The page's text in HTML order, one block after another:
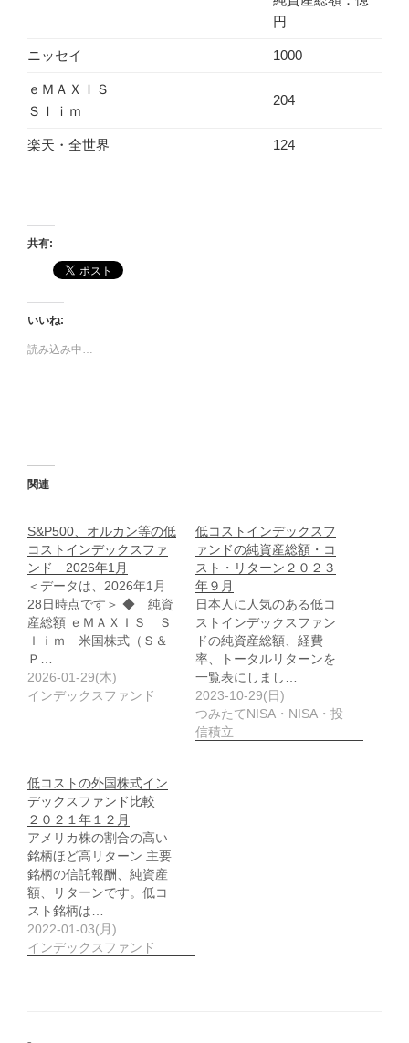
円
ニッセイ 1000
ｅＭＡＸＩＳ
Ｓｌｉｍ
204
楽天・全世界 124
共有:
いいね:
読み込み中…
関連
S&P500、オルカン等の低
コストインデックスファ
ンド 2026年1月
＜データは、2026年1月
28日時点です＞ ◆ 純資
産総額 ｅＭＡＸＩＳ Ｓ
ｌｉｍ 米国株式（Ｓ＆
Ｐ…
2026-01-29(木)
インデックスファンド
低コストインデックスフ
ァンドの純資産総額・コ
スト・リターン２０２３
年９月
日本人に人気のある低コ
ストインデックスファン
ドの純資産総額、経費
率、トータルリターンを
一覧表にしまし…
2023-10-29(日)
つみたてNISA・NISA・投
信積立
低コストの外国株式イン
デックスファンド比較
２０２１年１２月
アメリカ株の割合の高い
銘柄ほど高リターン 主要
銘柄の信託報酬、純資産
額、リターンです。低コ
スト銘柄は…
2022-01-03(月)
インデックスファンド